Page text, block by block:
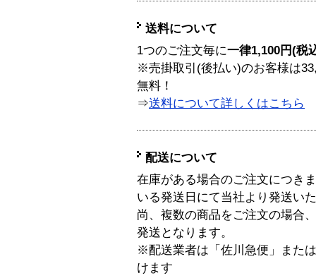
送料について
1つのご注文毎に一律1,100円(税
※売掛取引(後払い)のお客様は
無料！
⇒送料について詳しくはこちら
配送について
在庫がある場合のご注文につき
いる発送日にて当社より発送い
尚、複数の商品をご注文の場合
発送となります。
※配送業者は「佐川急便」また
けます